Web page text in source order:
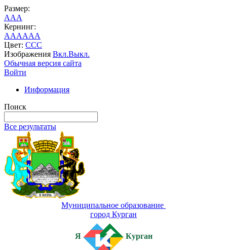
Размер:
AAA
Кернинг:
AAAAAA
Цвет: CCC
Изображения Вкл.Выкл.
Обычная версия сайта
Войти
Информация
Поиск
Все результаты
Муниципальное образование
город Курган
Я Курган